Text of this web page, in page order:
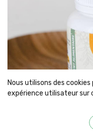
Nous utilisons des
expérience utilisateur sur